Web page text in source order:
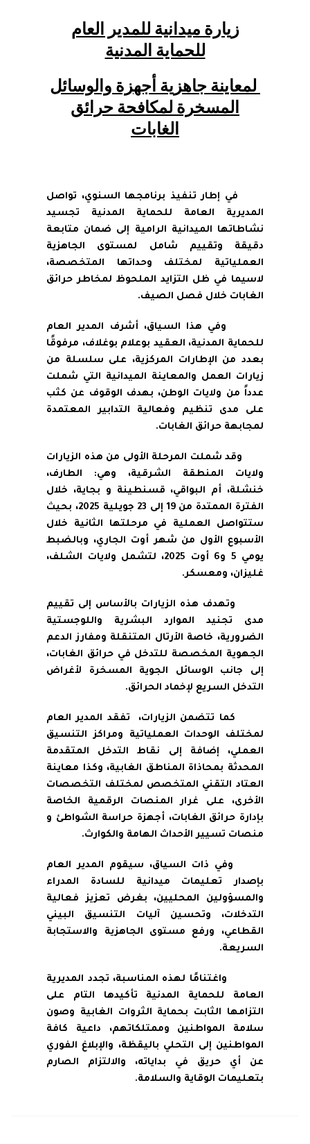
زيارة ميدانية للمدير العام
للحماية المدنية
لمعاينة جاهزية أجهزة والوسائل
المسخرة لمكافحة حرائق
الغابات
في إطار تنفيذ برنامجها السنوي، تواصل
المديرية العامة للحماية المدنية تجسيد
نشاطاتها الميدانية الرامية إلى ضمان متابعة
دقيقة وتقييم شامل لمستوى الجاهزية
العملياتية لمختلف وحداتها المتخصصة،
لاسيما في ظل التزايد الملحوظ لمخاطر حرائق
الغابات خلال فصل الصيف.
وفي هذا السياق، أشرف المدير العام
للحماية المدنية، العقيد بوعلام بوغلاف، مرفوقًا
بعدد من الإطارات المركزية، على سلسلة من
زيارات العمل والمعاينة الميدانية التي شملت
عدداً من ولايات الوطن، بهدف الوقوف عن كثب
على مدى تنظيم وفعالية التدابير المعتمدة
لمجابهة حرائق الغابات.
وقد شملت المرحلة الأولى من هذه الزيارات
ولايات المنطقة الشرقية، وهي: الطارف،
خنشلة، أم البواقي، قسنطينة و بجاية، خلال
الفترة الممتدة من 19 إلى 23 جويلية 2025، بحيث
ستتواصل العملية في مرحلتها الثانية خلال
الأسبوع الأول من شهر أوت الجاري، وبالضبط
يومي 5 و6 أوت 2025، لتشمل ولايات الشلف،
غليزان، ومعسكر.
وتهدف هذه الزيارات بالأساس إلى تقييم
مدى تجنيد الموارد البشرية واللوجستية
الضرورية، خاصة الأرتال المتنقلة ومفارز الدعم
الجهوية المخصصة للتدخل في حرائق الغابات،
إلى جانب الوسائل الجوية المسخرة لأغراض
التدخل السريع لإخماد الحرائق.
كما تتضمن الزيارات، تفقد المدير العام
لمختلف الوحدات العملياتية ومراكز التنسيق
العملي، إضافة إلى نقاط التدخل المتقدمة
المحدثة بمحاذاة المناطق الغابية، وكذا معاينة
العتاد التقني المتخصص لمختلف التخصصات
الأخرى، على غرار المنصات الرقمية الخاصة
بإدارة حرائق الغابات، أجهزة حراسة الشواطئ و
منصات تسيير الأحداث الهامة والكوارث.
وفي ذات السياق، سيقوم المدير العام
بإصدار تعليمات ميدانية للسادة المدراء
والمسؤولين المحليين، بغرض تعزيز فعالية
التدخلات، وتحسين آليات التنسيق البيني
القطاعي، ورفع مستوى الجاهزية والاستجابة
السريعة.
واغتنامًا لهذه المناسبة، تجدد المديرية
العامة للحماية المدنية تأكيدها التام على
التزامها الثابت بحماية الثروات الغابية وصون
سلامة المواطنين وممتلكاتهم، داعية كافة
المواطنين إلى التحلي باليقظة، والإبلاغ الفوري
عن أي حريق في بداياته، والالتزام الصارم
بتعليمات الوقاية والسلامة.